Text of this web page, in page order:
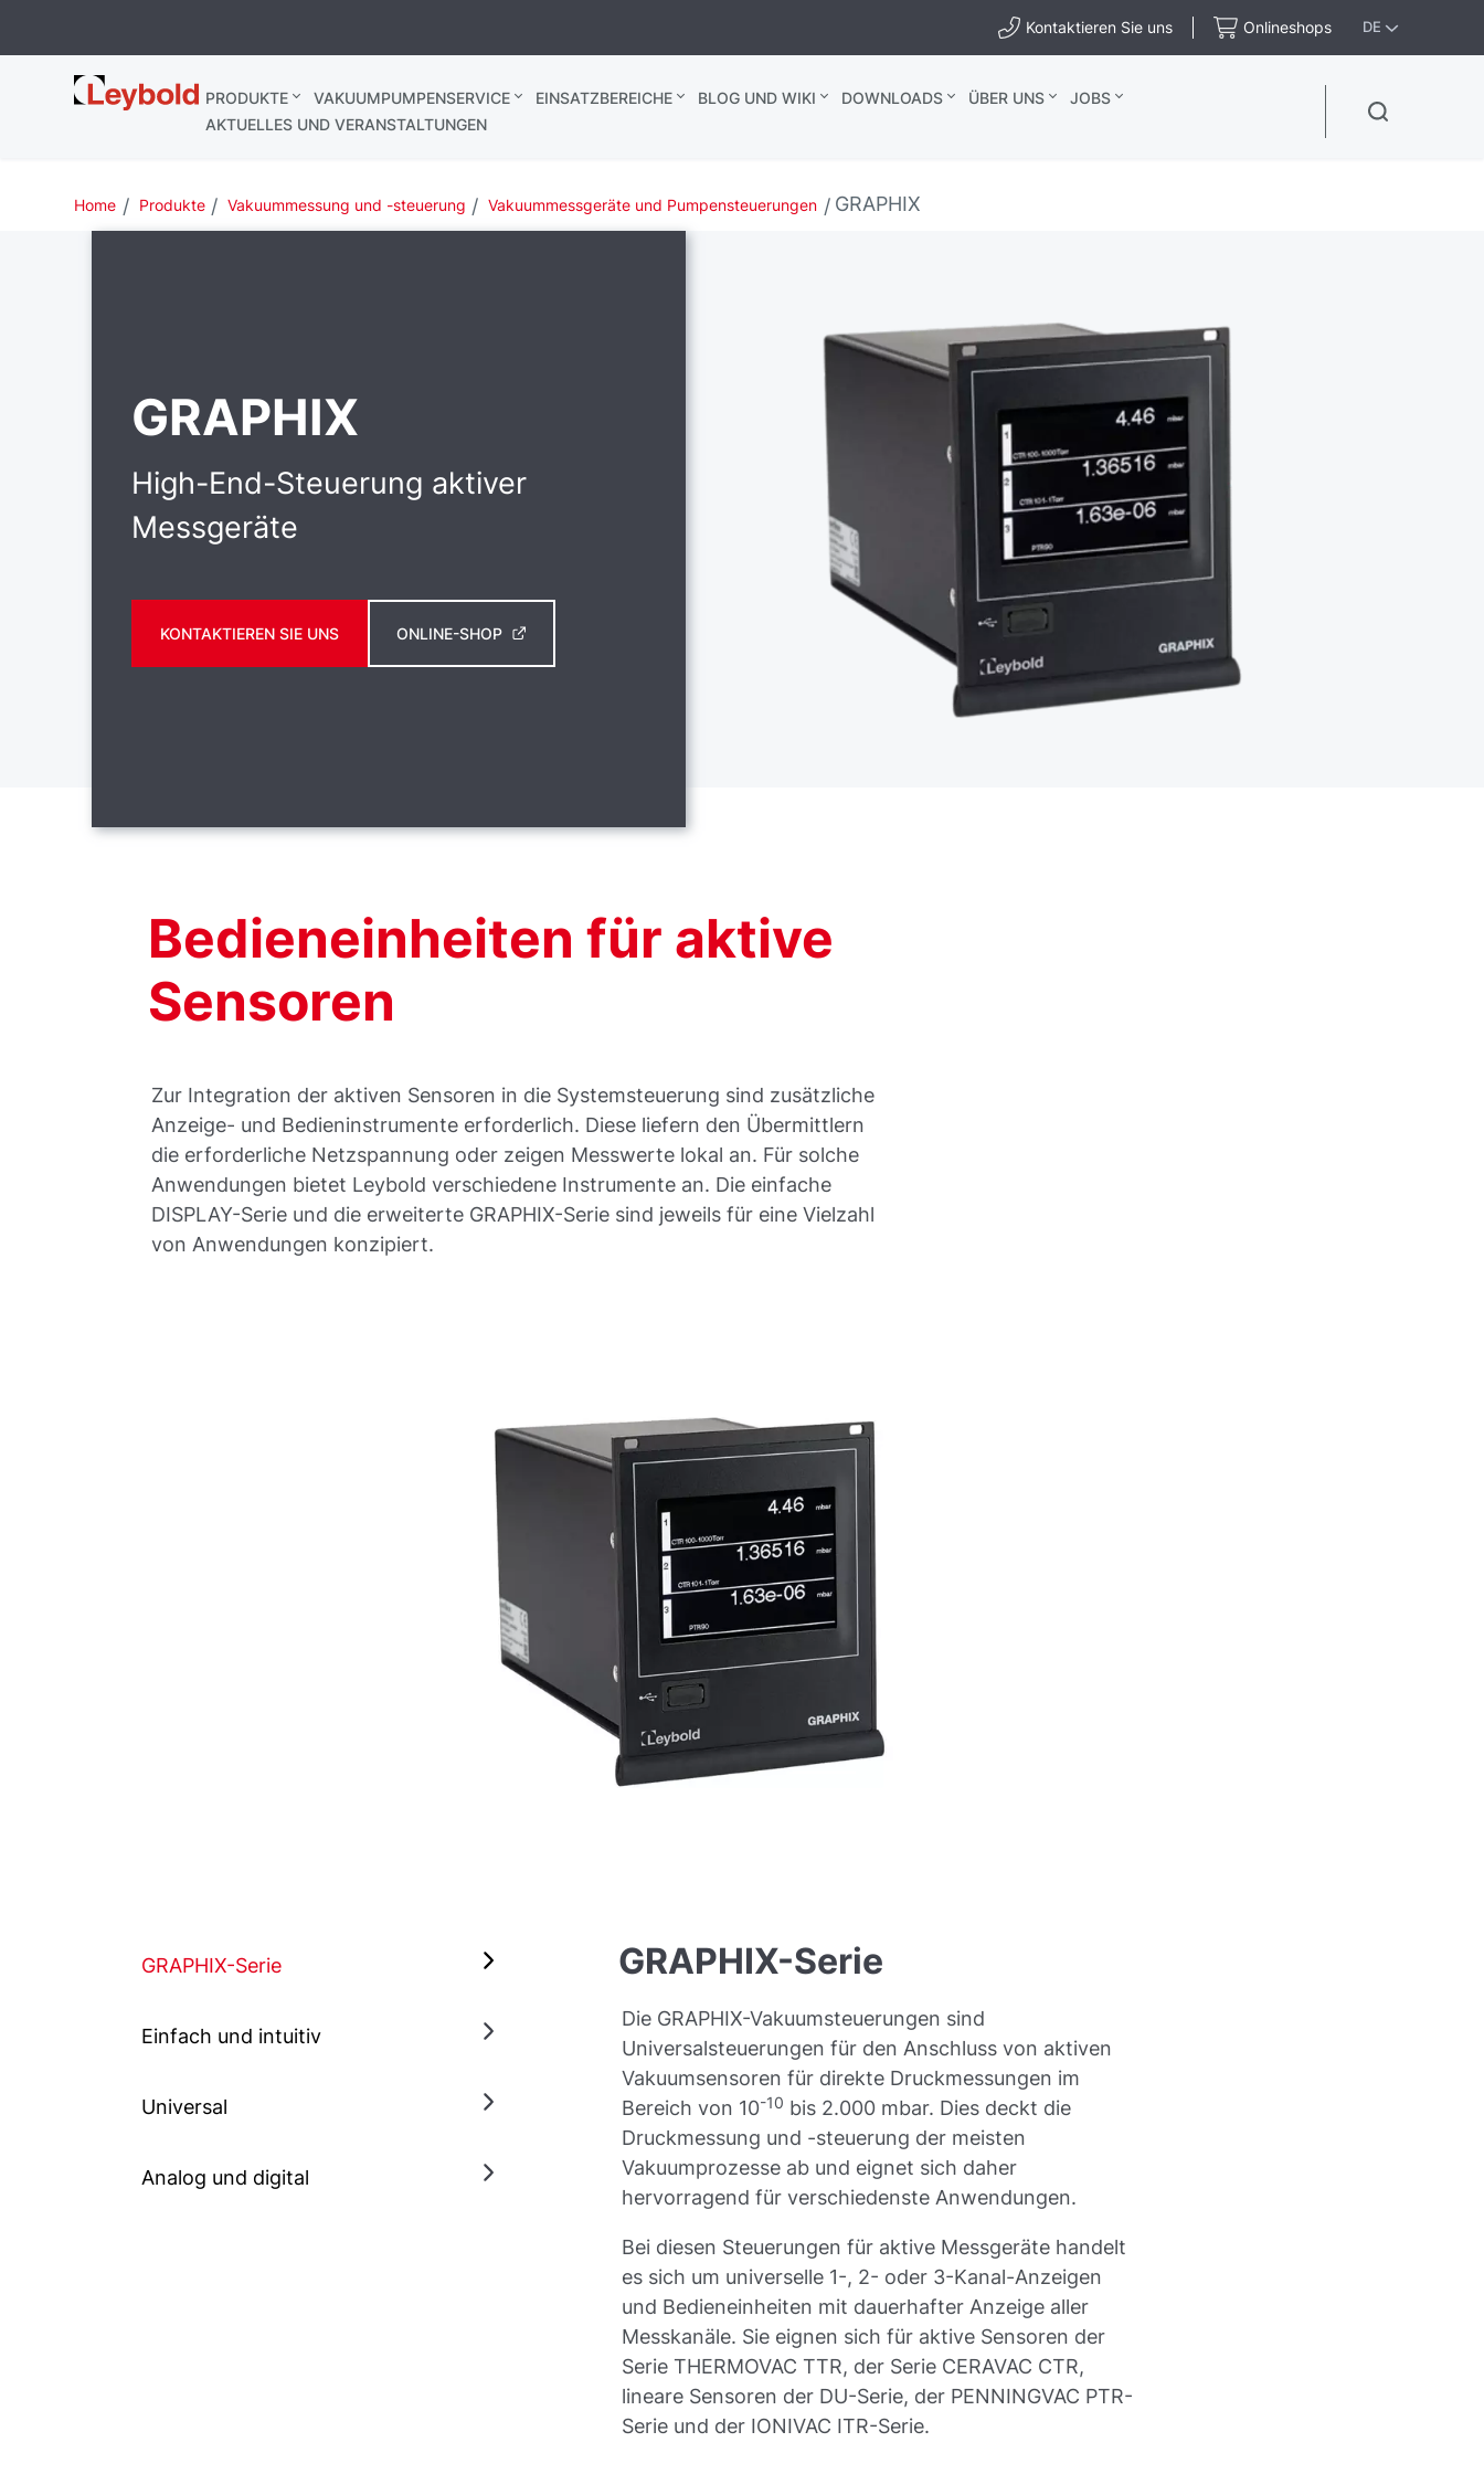
Kontaktieren Sie uns Onlineshops DE
Leybold PRODUKTE VAKUUMPUMPENSERVICE EINSATZBEREICHE BLOG UND WIKI DOWNLOADS ÜBER UNS
JOBS
AKTUELLES UND VERANSTALTUNGEN
Home Produkte Vakuummessung und -steuerung Vakuummessgeräte und Pumpensteuerungen GRAPHIX
GRAPHIX
High-End-Steuerung aktiver
Messgeräte
KONTAKTIEREN SIE UNS ONLINE-SHOP
Bedieneinheiten für aktive
Sensoren
Zur Integration der aktiven Sensoren in die Systemsteuerung sind zusätzliche
Anzeige- und Bedieninstrumente erforderlich. Diese liefern den Übermittlern
die erforderliche Netzspannung oder zeigen Messwerte lokal an. Für solche
Anwendungen bietet Leybold verschiedene Instrumente an. Die einfache
DISPLAY-Serie und die erweiterte GRAPHIX-Serie sind jeweils für eine Vielzahl
von Anwendungen konzipiert.
GRAPHIX-Serie
Einfach und intuitiv
Universal
Analog und digital
GRAPHIX-Serie
Die GRAPHIX-Vakuumsteuerungen sind
Universalsteuerungen für den Anschluss von aktiven
Vakuumsensoren für direkte Druckmessungen im
Bereich von 10-10 bis 2.000 mbar. Dies deckt die
Druckmessung und -steuerung der meisten
Vakuumprozesse ab und eignet sich daher
hervorragend für verschiedenste Anwendungen.
Bei diesen Steuerungen für aktive Messgeräte handelt
es sich um universelle 1-, 2- oder 3-Kanal-Anzeigen
und Bedieneinheiten mit dauerhafter Anzeige aller
Messkanäle. Sie eignen sich für aktive Sensoren der
Serie THERMOVAC TTR, der Serie CERAVAC CTR,
lineare Sensoren der DU-Serie, der PENNINGVAC PTR-
Serie und der IONIVAC ITR-Serie.